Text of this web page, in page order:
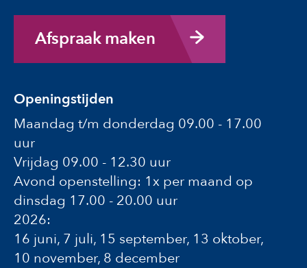
Afspraak maken
Openingstijden
Maandag t/m donderdag 09.00 - 17.00
uur
Vrijdag 09.00 - 12.30 uur
Avond openstelling: 1x per maand op
dinsdag 17.00 - 20.00 uur
2026:
16 juni, 7 juli, 15 september, 13 oktober,
10 november, 8 december